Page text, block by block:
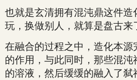
也就是玄清拥有混沌鼎这件造
玩，换做别人，就算是盘古来
在融合的过程之中，造化本源
的作用，与此同时，那些混沌
的溶液，然后缓缓的融入了弑